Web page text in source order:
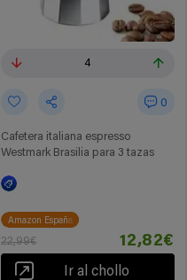
4
0
Cafetera italiana espresso
Westmark Brasilia para 3 tazas
Amazon España
22,99€ 12,82€
Ir al chollo